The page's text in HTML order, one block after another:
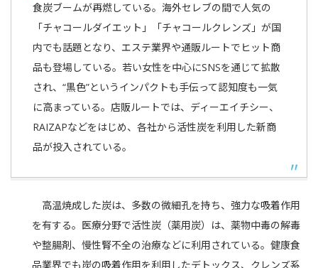
食炭ブームが再燃している。海外セレブの間で人気の
「チャコールダイエット」「チャコールクレンズ」が国
内でも話題となり、エステ業界や通販ルートでヒット商
品も登場している。若い女性を中心にSNSを通じて拡散
され、“黒色”というインパクトも手伝って認知度も一気
に高まっている。店販ルートでは、ディーエイチシー、
RAIZAPなどをはじめ、各社から活性炭を利用した新商
品が投入されている。
高温焼成した炭は、多数の微細孔を持ち、強力な吸着作用
を有する。医療分野で活性炭（薬用炭）は、薬物中毒の解毒
や整腸剤、慢性腎不全の治療などに利用されている。健康食
品業界でも炭の吸着作用を利用したデトックス、クレンズ系